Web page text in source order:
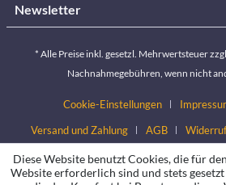
Newsletter
* Alle Preise inkl. gesetzl. Mehrwertsteuer
Nachnahmegebühren, wenn nicht
Cookie-Einstellungen
Versand und Zahlung
AGB
Diese Website benutzt Cookies, die für
Website erforderlich sind und stets